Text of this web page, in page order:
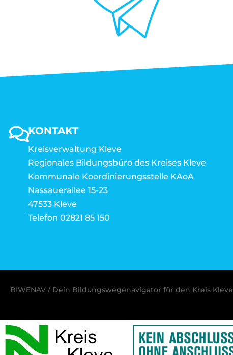
KONTAKT
Kreisverwaltung Kleve
Regionales Bildungsbüro des Kreises Kleve
Kommunale Koordinierungsstelle KAoA
Nassauerallee 15-23
47533 Kleve
Telefon 02821 85 150
BIWENAV / Dein Bildungswegenavigator für den Kreis Kleve